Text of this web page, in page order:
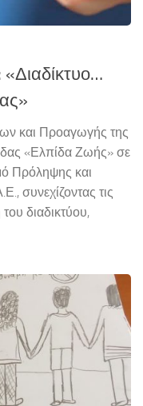
και Προαγωγής της
«Ελπίδα Ζωής» σε
Πρόληψης και
συνεχίζοντας τις
διαδικτύου,